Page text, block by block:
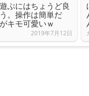
ぶにはちょうど良
。操作は簡単だ
キモ可愛いｗ
2019年7月12日